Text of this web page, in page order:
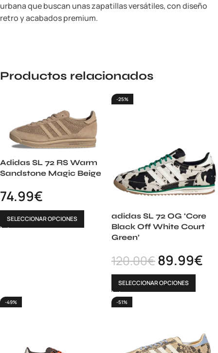
urbana que buscan unas zapatillas versátiles, con diseño
retro y acabados premium.
Productos relacionados
Adidas SL 72 RS Warm
Sandstone Magic Beige
74.99€
SELECCIONAR OPCIONES
-25%
adidas SL 72 OG ‘Core
Black Off White Court
Green’
120.00€89.99€
SELECCIONAR OPCIONES
-49% -51%